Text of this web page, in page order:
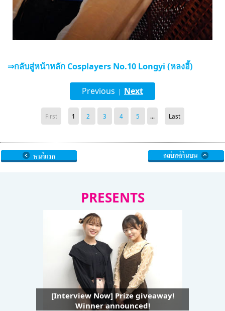
⇒กลับสู่หน้าหลัก Cosplayers No.10 Longyi (หลงอี้)
Previous | Next
First 1 2 3 4 5 ... Last
PRESENTS
[Interview Now] Prize giveaway!
Winner announced!